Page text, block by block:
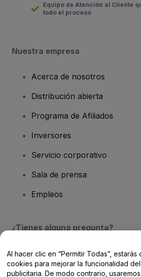
Equipo de Atención al Cliente
todo el proceso
Nuestra empresa
Acerca de nosotros
Distribución abierta
Programa de Afiliados
Inversores
Servicio corporativo
Sala de prensa
Empleos
¿Tienes alguna pregunta?
Centro de Ayuda / Contacto
Al hacer clic en “Permitir Todas”,
cookies para mejorar la funcionalidad
publicitaria. De modo contrario,